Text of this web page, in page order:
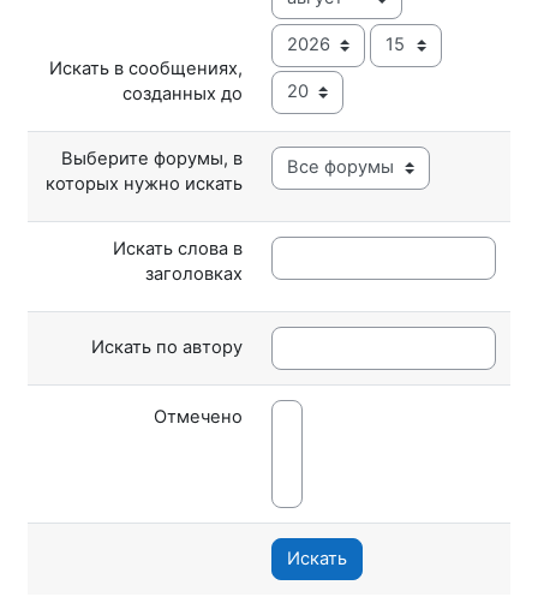
Искать в сообщениях,
созданных до
Год Час
Минута
Выберите форумы, в
которых нужно искать
Искать слова в
заголовках
Искать по автору
Отмечено
Искать